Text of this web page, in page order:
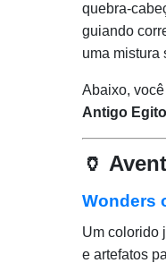
quebra-
guiando
uma mistura
Abaixo,
Antigo Egito
🏺
Wonders
Um colorido
e artefatos